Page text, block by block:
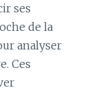
ses
de la
analyser
Ces